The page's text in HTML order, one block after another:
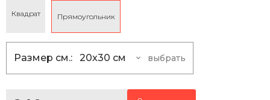
Квадрат Прямоугольник
Размер см.: 20x30 см выбрать
20x30 см 240 грн.
30х40 см 480 грн.